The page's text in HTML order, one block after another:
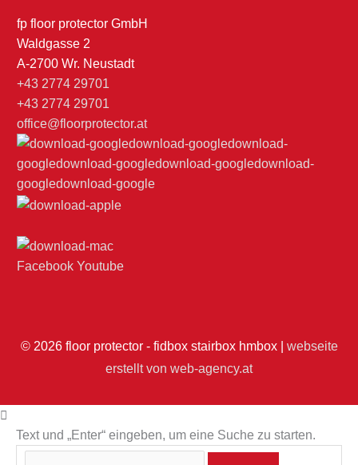
fp floor protector GmbH
Waldgasse 2
A-2700 Wr. Neustadt
+43 2774 29701
+43 2774 29701
office@floorprotector.at
Facebook Youtube
© 2026 floor protector - fidbox stairbox hmbox| webseite
erstellt von web-agency.at
Text und „Enter“ eingeben, um eine Suche zu starten.